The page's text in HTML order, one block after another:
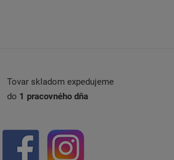
Tovar skladom expedujeme
do 1 pracovného dňa